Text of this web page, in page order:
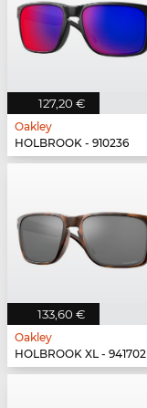
127,20 €
Oakley
HOLBROOK - 910236
133,60 €
Oakley
HOLBROOK XL - 941702